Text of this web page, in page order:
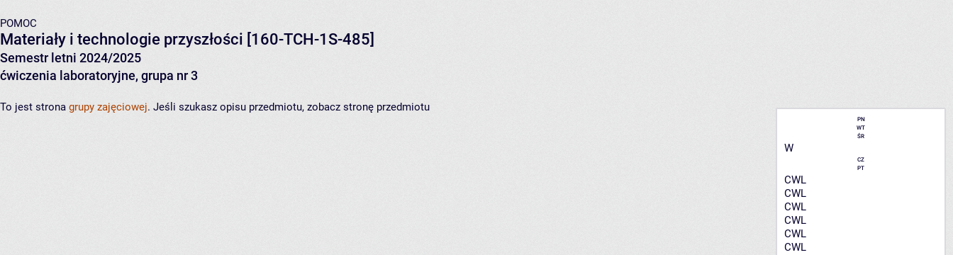
POMOC
Materiały i technologie przyszłości [160-TCH-1S-485]
Semestr letni 2024/2025
ćwiczenia laboratoryjne, grupa nr 3
PN
WT
ŚR
W
CZ
PT
CWL
CWL
CWL
CWL
CWL
CWL
To jest strona grupy zajęciowej. Jeśli szukasz opisu przedmiotu, zobacz stronę przedmiotu